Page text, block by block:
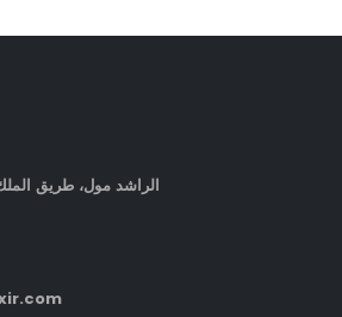
الراشد مول، طريق الملك